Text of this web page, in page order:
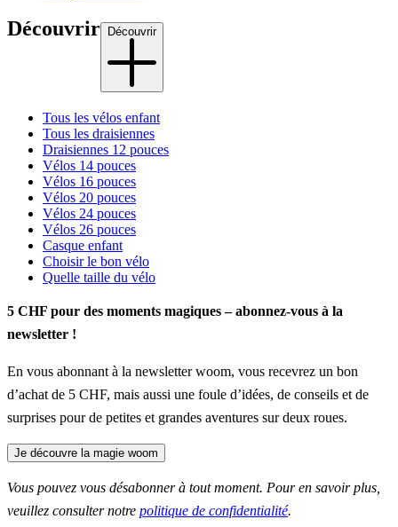
Découvrir Découvrir
Tous les vélos enfant
Tous les draisiennes
Draisiennes 12 pouces
Vélos 14 pouces
Vélos 16 pouces
Vélos 20 pouces
Vélos 24 pouces
Vélos 26 pouces
Casque enfant
Choisir le bon vélo
Quelle taille du vélo
5 CHF pour des moments magiques – abonnez-vous à la
newsletter !
En vous abonnant à la newsletter woom, vous recevrez un bon
d’achat de 5 CHF, mais aussi une foule d’idées, de conseils et de
surprises pour de petites et grandes aventures sur deux roues.
Je découvre la magie woom
Vous pouvez vous désabonner à tout moment. Pour en savoir plus,
veuillez consulter notre politique de confidentialité.